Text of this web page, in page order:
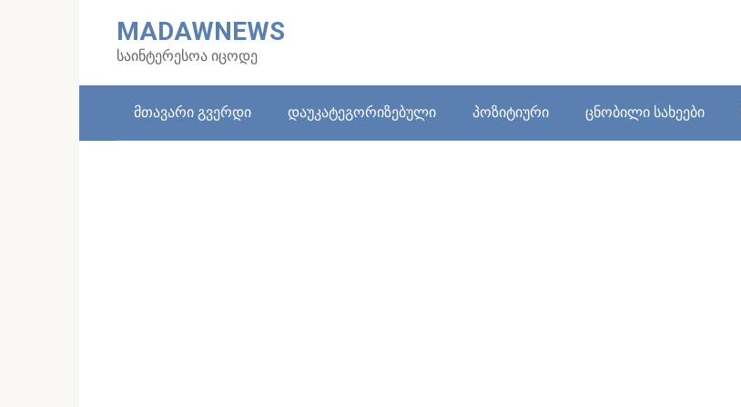
MADAWNEWS
საინტერესოა იცოდე
მთავარი გვერდი დაუკატეგორიზებული პოზიტიური ცნობილი სახეები